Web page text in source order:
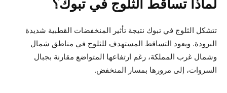
لماذا تساقط الثلوج في تبوك؟
تتشكل الثلوج في تبوك نتيجة تأثير المنخفضات القطبية شديدة
البرودة. ويعود التساقط المستهدف للثلوج في مناطق شمال
وشمال غرب المملكة، رغم ارتفاعها المتواضع مقارنة بجبال
السروات، إلى مرورها بمسار المنخفض.